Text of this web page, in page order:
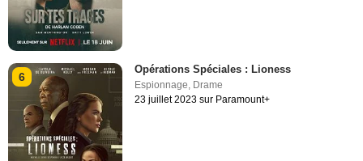
6
Opérations Spéciales : Lioness
Espionnage, Drame
23 juillet 2023 sur Paramount+